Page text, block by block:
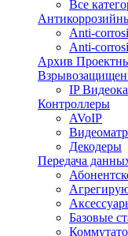
Все
Anti-
Anti-
Архив
IP
Контроллеры
AVoIP
Декодеры
Передача
Базовые